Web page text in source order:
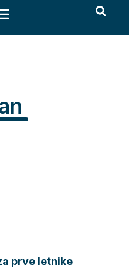
prve letnike